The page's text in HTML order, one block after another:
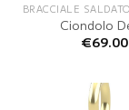
BRACCIALE
Ciondolo
€69.00